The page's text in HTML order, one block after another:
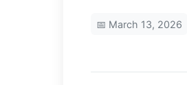
📅 March 13, 2026